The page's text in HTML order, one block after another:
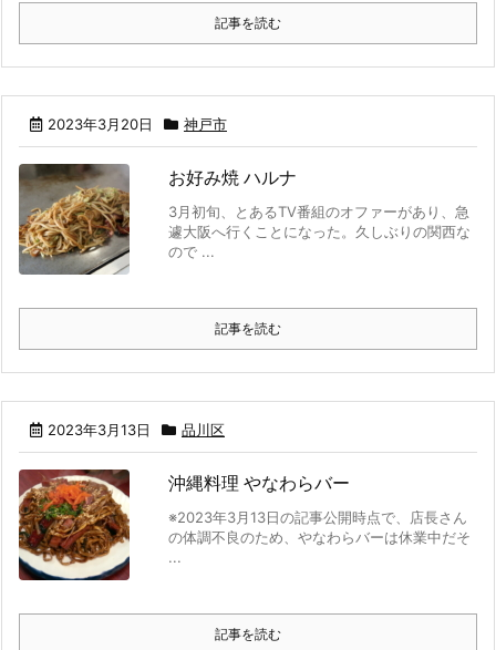
記事を読む
2023年3月20日 神戸市
お好み焼 ハルナ
3月初旬、とあるTV番組のオファーがあり、急
遽大阪へ行くことになった。久しぶりの関西な
ので ...
記事を読む
2023年3月13日 品川区
沖縄料理 やなわらバー
※2023年3月13日の記事公開時点で、店長さん
の体調不良のため、やなわらバーは休業中だそ
...
記事を読む